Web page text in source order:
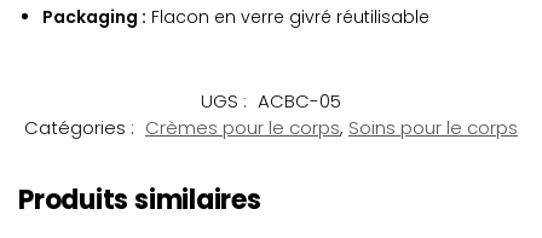
Packaging : Flacon en verre givré réutilisable
UGS : ACBC-05
Catégories : Crèmes pour le corps, Soins pour le corps
Produits similaires